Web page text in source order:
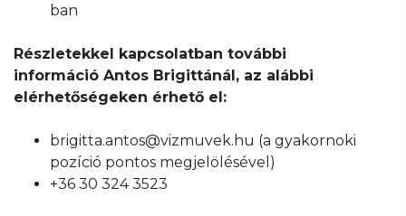
ban
Részletekkel kapcsolatban további
információ Antos Brigittánál, az alábbi
elérhetőségeken érhető el:
brigitta.antos@vizmuvek.hu (a gyakornoki
pozíció pontos megjelölésével)
+36 30 324 3523